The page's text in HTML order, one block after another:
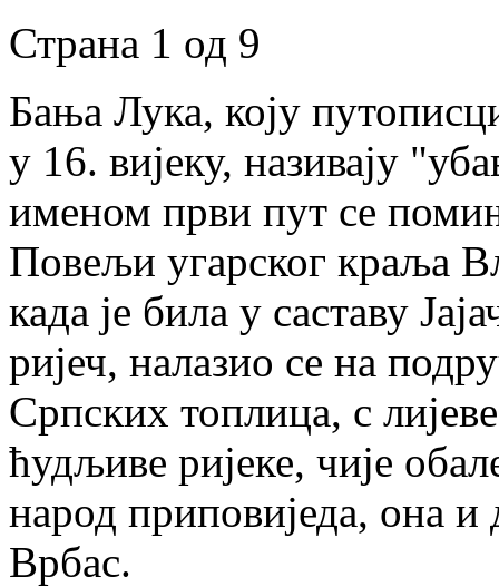
Страна 1 од 9
Бања Лука, коју
у 16. вијеку, називају
именом први пут се
Повељи угарског краља
када је била у саставу
ријеч, налазио се на
Српских топлица, с
ћудљиве ријеке, чије
народ приповиједа, она
Врбас.